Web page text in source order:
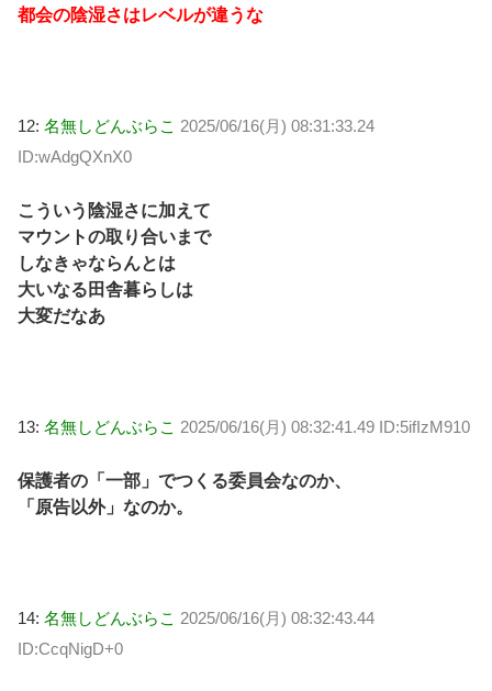
都会の陰湿さはレベルが違うな
12: 名無しどんぶらこ 2025/06/16(月) 08:31:33.24
ID:wAdgQXnX0
こういう陰湿さに加えて
マウントの取り合いまで
しなきゃならんとは
大いなる田舎暮らしは
大変だなあ
13: 名無しどんぶらこ 2025/06/16(月) 08:32:41.49 ID:5ifIzM910
保護者の「一部」でつくる委員会なのか、
「原告以外」なのか。
14: 名無しどんぶらこ 2025/06/16(月) 08:32:43.44
ID:CcqNigD+0